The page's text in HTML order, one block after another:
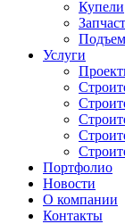
Купели
Услуги
Портфолио
Новости
O компании
Контакты